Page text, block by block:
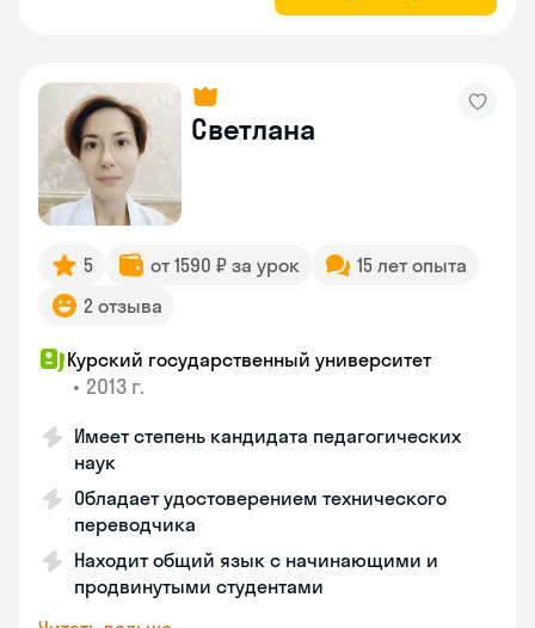
Светлана
5 от 1590 ₽ за урок
15 лет опыта
2 отзыва
Курский государственный университет
• 2013 г.
Имеет степень кандидата педагогических
наук
Обладает удостоверением технического
переводчика
Находит общий язык с начинающими и
продвинутыми студентами